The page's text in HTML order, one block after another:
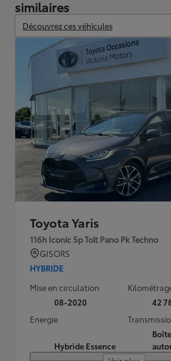
similaires
Découvrez ces véhicules
Toyota Yaris
116h Iconic 5p Toit Pano Pk Techno
GISORS
HYBRIDE
Mise en circulation
08-2020
42
Energie
Hybride Essence
Boîte